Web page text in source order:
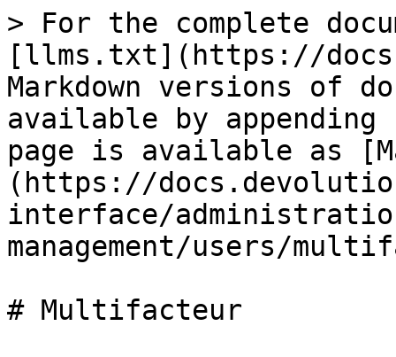
> For the complete
[llms.txt](https://
Markdown versions of
available by
page is available as
(https://
interface/
management/users/
# Multifacteur